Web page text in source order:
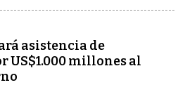
asistencia de
US$1.000 millones al